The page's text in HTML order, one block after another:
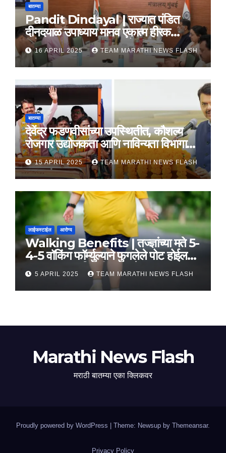
बातम्या
Pandit Dindayal | राज्यात पंडित
दीनदयाळ उपाध्याय मानव एकात्म हीरक
महोत्सव, 22-25 दरम्यान होणार साजरा
16 APRIL 2025 TEAM MARATHI NEWS FLASH
बातम्या
देवेंद्र फडणवीसांच्या उपस्थितीत, कौशल्य
रोजगार उद्योजकता आणि नाविन्यता विभागाचे
तीन सामंजस्य करार
15 APRIL 2025 TEAM MARATHI NEWS FLASH
लाईफस्टाईल आरोग्य
Walking Benefits | तज्ज्ञांच्या मते 5-
4-5 वॉकिंग फॉर्म्युल्याने फुगलेले पोट होईल
लवकर सपाट, मिळतील फायदे
5 APRIL 2025 TEAM MARATHI NEWS FLASH
Marathi News Flash
मराठी बातम्या एका क्लिकवर
Proudly powered by WordPress Theme: Newsup by Themeansar.
Privacy Policy